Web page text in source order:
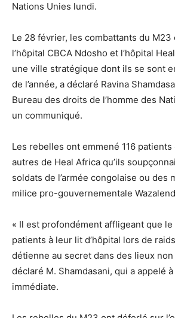
Nations Unies lundi.
Le 28 février, les combattants du M23
l’hôpital CBCA Ndosho et l’hôpital
une ville stratégique dont ils se sont
de l’année, a déclaré Ravina
Bureau des droits de l’homme des
un communiqué.
Les rebelles ont emmené 116 patients
autres de Heal Africa qu’ils
soldats de l’armée congolaise ou des
milice pro-gouvernementale
« Il est profondément affligeant que
patients à leur lit d’hôpital lors de
détienne au secret dans des lieux
déclaré M. Shamdasani, qui a appelé
immédiate.